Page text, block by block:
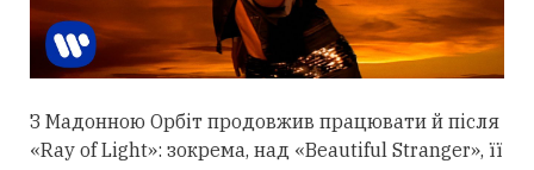
З Мадонною Орбіт продовжив працювати й після
«Ray of Light»: зокрема, над «Beautiful Stranger», її